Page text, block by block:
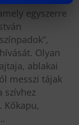
egyszerre
Olyan
ablakai
messzi tájak
szívhez